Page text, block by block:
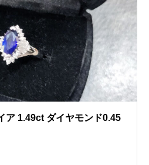
ア 1.49ct ダイヤモンド0.45